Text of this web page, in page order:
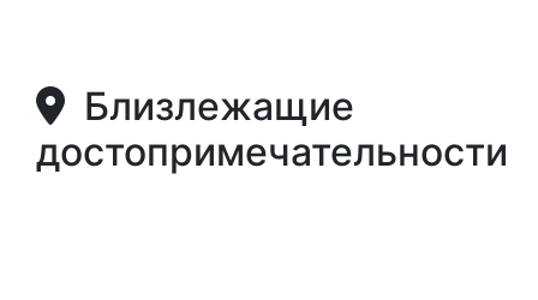
Близлежащие
достопримечательности